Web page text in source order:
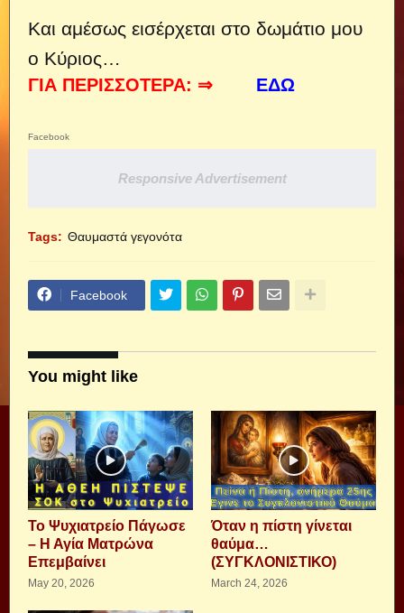
Και αμέσως εισέρχεται στο δωμάτιο μου
ο Κύριος…
ΓΙΑ ΠΕΡΙΣΣΟΤΕΡΑ: ⇒ ΕΔΩ
Facebook
Responsive Advertisement
Tags: Θαυμαστά γεγονότα
Facebook
You might like
Το Ψυχιατρείο Πάγωσε
– Η Αγία Ματρώνα
Επεμβαίνει
May 20, 2026
Όταν η πίστη γίνεται
θαύμα…
(ΣΥΓΚΛΟΝΙΣΤΙΚΟ)
March 24, 2026